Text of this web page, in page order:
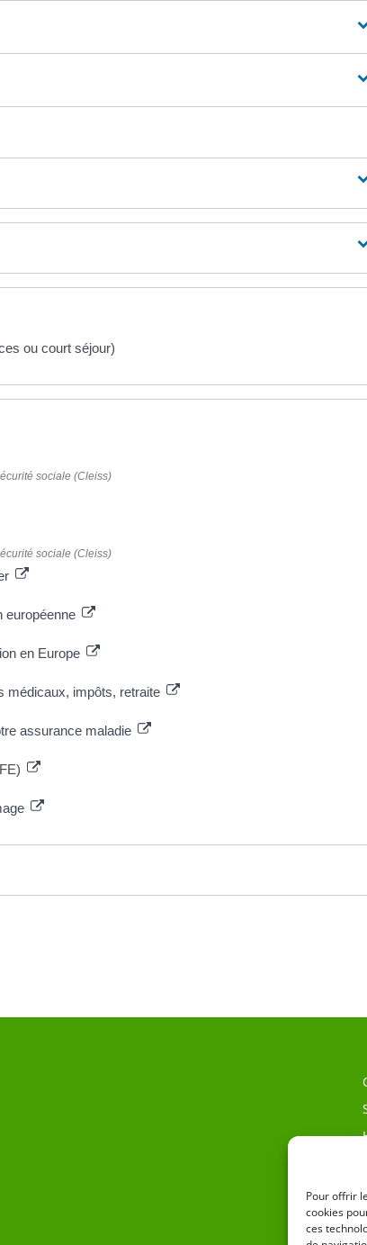
Pour offrir
cookies
ces
ou court séjour)
sociale (Cleiss)
sociale (Cleiss)
européenne
en Europe
médicaux, impôts, retraite
assurance maladie